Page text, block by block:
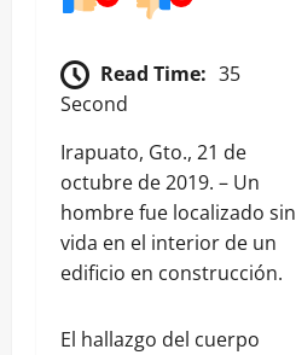
Read Time: 35
Second
Irapuato, Gto., 21 de
octubre de 2019. – Un
hombre fue localizado sin
vida en el interior de un
edificio en construcción.
El hallazgo del cuerpo